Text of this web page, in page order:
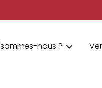
nous ?